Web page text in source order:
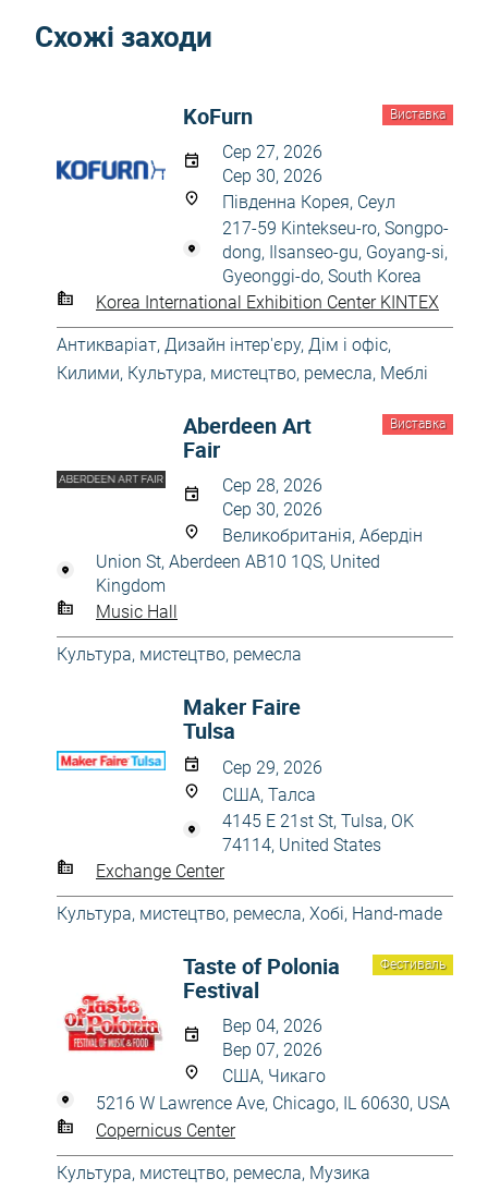
Схожі заходи
Виставка
KoFurn
Сер 27, 2026
Сер 30, 2026
Південна Корея, Сеул
217-59 Kintekseu-ro, Songpo-
dong, Ilsanseo-gu, Goyang-si,
Gyeonggi-do, South Korea
Korea International Exhibition Center KINTEX
Антикваріат, Дизайн інтер'єру, Дім і офіс,
Килими, Культура, мистецтво, ремесла, Меблі
Виставка
Aberdeen Art
Fair
Сер 28, 2026
Сер 30, 2026
Великобританія, Абердін
Union St, Aberdeen AB10 1QS, United
Kingdom
Music Hall
Культура, мистецтво, ремесла
Maker Faire
Tulsa
Сер 29, 2026
США, Талса
4145 E 21st St, Tulsa, OK
74114, United States
Exchange Center
Культура, мистецтво, ремесла, Хобі, Hand-made
Фестиваль
Taste of Polonia
Festival
Вер 04, 2026
Вер 07, 2026
США, Чикаго
5216 W Lawrence Ave, Chicago, IL 60630, USA
Copernicus Center
Культура, мистецтво, ремесла, Музика